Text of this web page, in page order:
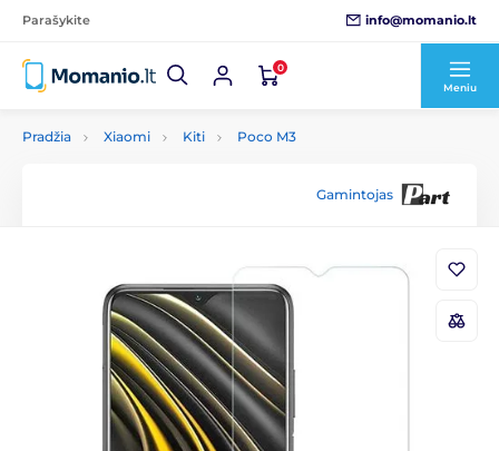
Parašykite info@momanio.lt
0
Meniu
Pradžia Xiaomi Kiti Poco M3
Gamintojas